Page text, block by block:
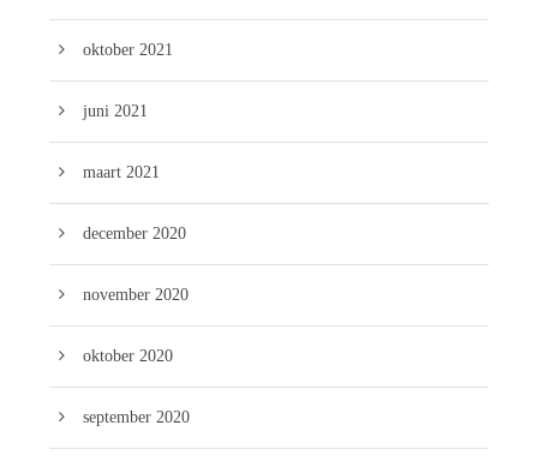
oktober 2021
juni 2021
maart 2021
december 2020
november 2020
oktober 2020
september 2020